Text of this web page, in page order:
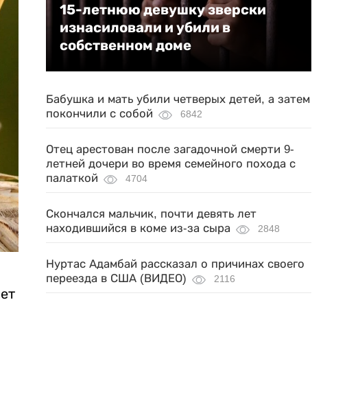
15-летнюю девушку зверски
изнасиловали и убили в
собственном доме
Бабушка и мать убили четверых детей, а затем
покончили с собой
6842
Отец арестован после загадочной смерти 9-
летней дочери во время семейного похода с
палаткой
4704
Скончался мальчик, почти девять лет
находившийся в коме из-за сыра
2848
Нуртас Адамбай рассказал о причинах своего
переезда в США (ВИДЕО)
2116